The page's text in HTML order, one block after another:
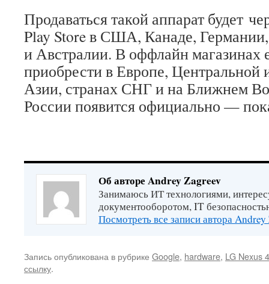
Продаваться такой аппарат будет
Play Store в США, Канаде,
и Австралии. В оффлайн магазинах
приобрести в Европе,
Азии, странах СНГ и на Ближнем
России появится официально —
Об авторе Andrey Zagreev
Занимаюсь ИТ технологиями,
документооборотом, IT
Посмотреть все записи автора
Запись опубликована в рубрике Google, hardware, LG Nexus 4
ссылку.